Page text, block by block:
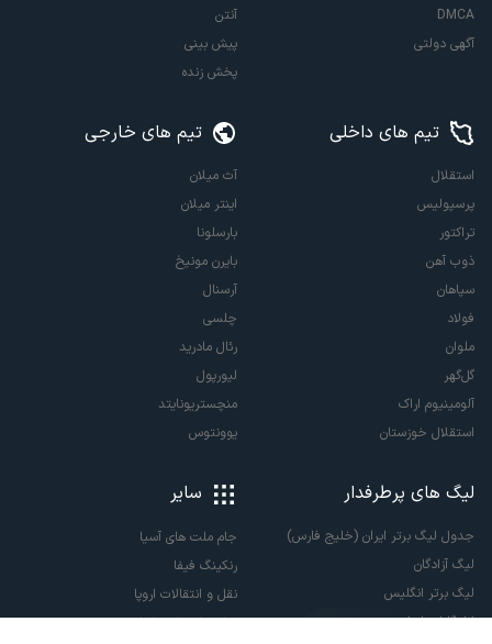
DMCA
آگهی دولتی
آنتن
پیش بینی
پخش زنده
تیم های داخلی
استقلال
پرسپولیس
تراکتور
ذوب آهن
سپاهان
فولاد
ملوان
گل‌گهر
آلومینیوم اراک
استقلال خوزستان
تیم های خارجی
آث میلان
اینتر میلان
بارسلونا
بایرن مونیخ
آرسنال
چلسی
رئال مادرید
لیورپول
منچستریونایتد
یوونتوس
لیگ های پرطرفدار
جدول لیگ برتر ایران (خلیج فارس)
لیگ آزادگان
لیگ برتر انگلیس
لالیگا اسپانیا
سایر
جام ملت های آسیا
رنکینگ فیفا
نقل و انتقالات اروپا
نقل و انتقالات ایران